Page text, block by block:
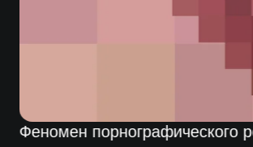
Феномен порнографического